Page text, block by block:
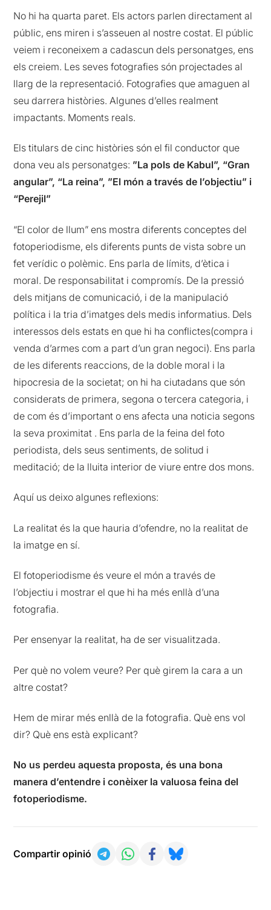
No hi ha quarta paret. Els actors parlen directament al
públic, ens miren i s’asseuen al nostre costat. El públic
veiem i reconeixem a cadascun dels personatges, ens
els creiem. Les seves fotografies són projectades al
llarg de la representació. Fotografies que amaguen al
seu darrera històries. Algunes d’elles realment
impactants. Moments reals.
Els titulars de cinc històries són el fil conductor que
dona veu als personatges: ”La pols de Kabul”, “Gran
angular”, “La reina”, ”El món a través de l’objectiu” i
“Perejil”
“El color de llum” ens mostra diferents conceptes del
fotoperiodisme, els diferents punts de vista sobre un
fet verídic o polèmic. Ens parla de límits, d’ètica i
moral. De responsabilitat i compromís. De la pressió
dels mitjans de comunicació, i de la manipulació
política i la tria d’imatges dels medis informatius. Dels
interessos dels estats en que hi ha conflictes(compra i
venda d’armes com a part d’un gran negoci). Ens parla
de les diferents reaccions, de la doble moral i la
hipocresia de la societat; on hi ha ciutadans que són
considerats de primera, segona o tercera categoria, i
de com és d’important o ens afecta una noticia segons
la seva proximitat . Ens parla de la feina del foto
periodista, dels seus sentiments, de solitud i
meditació; de la lluita interior de viure entre dos mons.
Aquí us deixo algunes reflexions:
La realitat és la que hauria d’ofendre, no la realitat de
la imatge en sí.
El fotoperiodisme és veure el món a través de
l’objectiu i mostrar el que hi ha més enllà d’una
fotografia.
Per ensenyar la realitat, ha de ser visualitzada.
Per què no volem veure? Per què girem la cara a un
altre costat?
Hem de mirar més enllà de la fotografia. Què ens vol
dir? Què ens està explicant?
No us perdeu aquesta proposta, és una bona
manera d’entendre i conèixer la valuosa feina del
fotoperiodisme.
Compartir opinió